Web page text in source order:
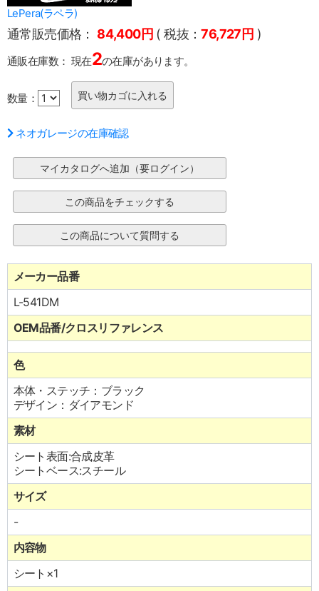
LePera(ラペラ)
通常販売価格： 84,400円 ( 税抜：76,727円 )
通販在庫数： 現在2の在庫があります。
数量：
ネオガレージの在庫確認
メーカー品番
L-541DM
OEM品番/クロスリファレンス
色
本体・ステッチ：ブラック
デザイン：ダイアモンド
素材
シート表面:合成皮革
シートベース:スチール
サイズ
-
内容物
シート×1